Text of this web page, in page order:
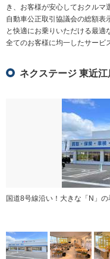
き、お客様が安心しておクルマ
自動車公正取引協議会の総額表
と快適にお乗りいただける最適
全てのお客様に均一したサービ
ネクステージ 東近江
国道8号線沿い！大きな「N」の